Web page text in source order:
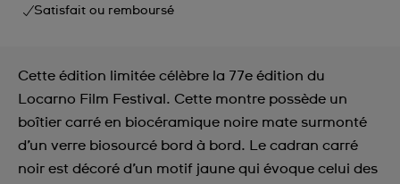
Satisfait ou remboursé
Cette édition limitée célèbre la 77e édition du
Locarno Film Festival. Cette montre possède un
boîtier carré en biocéramique noire mate surmonté
d’un verre biosourcé bord à bord. Le cadran carré
noir est décoré d’un motif jaune qui évoque celui des